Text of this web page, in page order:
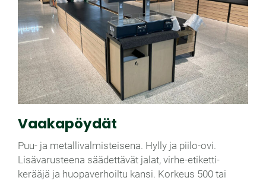
Vaakapöydät
Puu- ja metallivalmisteisena. Hylly ja piilo-ovi.
Lisävarusteena säädettävät jalat, virhe-etiketti­
kerääjä ja huopaverhoiltu kansi. Korkeus 500 tai